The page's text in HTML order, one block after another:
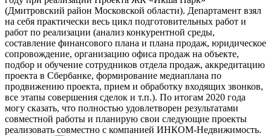
(Дмитровский район Московской области). Департамент взял
на себя практически весь цикл подготовительных работ и
работ по реализации (анализ конкурентной среды,
составление финансового плана и плана продаж, юридическое
сопровождение, организацию офиса продаж на объекте,
подбор и обучение сотрудников отдела продаж, аккредитацию
проекта в Сбербанке, формирование медиаплана по
продвижению проекта, прием и обработку входящих звонков,
все этапы совершения сделок и т.п.). По итогам 2020 года
могу сказать, что полностью удовлетворен результатами
совместной работы и планирую свои следующие проекты
реализовать совместно с компанией ИНКОМ-Недвижимость.